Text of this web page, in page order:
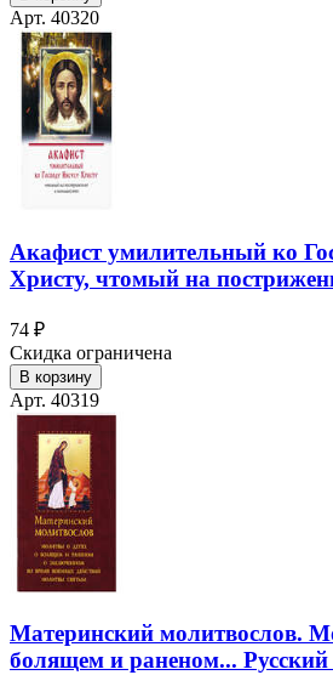
Арт. 40320
Акафист умилительный ко
Христу, чтомый на
74 ₽
Скидка ограничена
В корзину
Арт. 40319
Материнский молитвослов.
болящем и раненом...